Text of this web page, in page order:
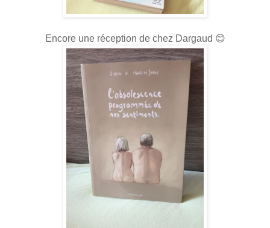
Encore une réception de chez Dargaud 😊